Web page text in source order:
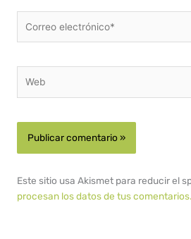
electrónico*
Este sitio usa Akismet para reducir el
procesan los datos de tus comentarios.